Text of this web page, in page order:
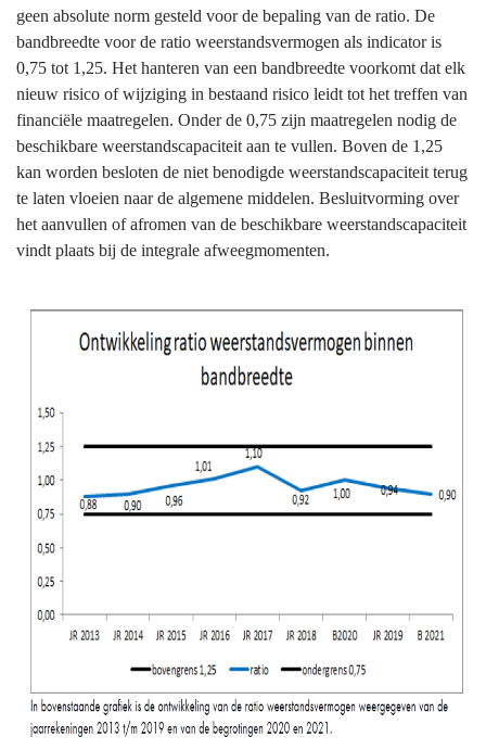
geen absolute norm gesteld voor de bepaling van de ratio. De
bandbreedte voor de ratio weerstandsvermogen als indicator is
0,75 tot 1,25. Het hanteren van een bandbreedte voorkomt dat elk
nieuw risico of wijziging in bestaand risico leidt tot het treffen van
financiële maatregelen. Onder de 0,75 zijn maatregelen nodig de
beschikbare weerstandscapaciteit aan te vullen. Boven de 1,25
kan worden besloten de niet benodigde weerstandscapaciteit terug
te laten vloeien naar de algemene middelen. Besluitvorming over
het aanvullen of afromen van de beschikbare weerstandscapaciteit
vindt plaats bij de integrale afweegmomenten.